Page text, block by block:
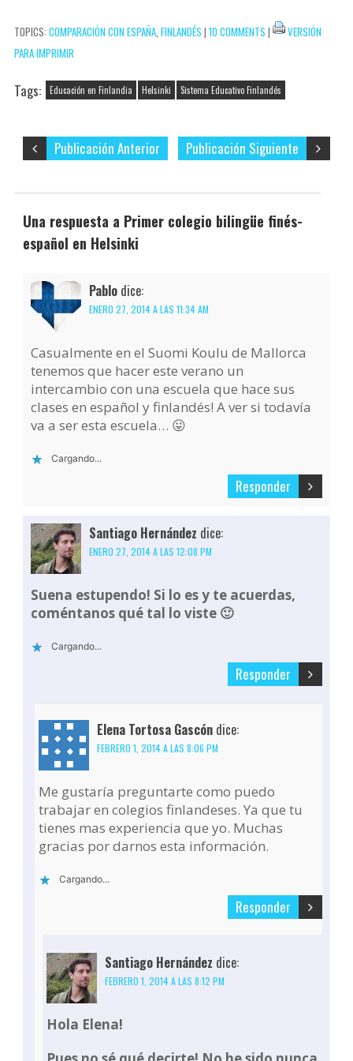
relectrónico…
TOPICS: COMPARACIÓN CON ESPAÑA, FINLANDÉS | 10 COMMENTS |
VERSIÓN
PARA IMPRIMIR
Tags: Educación en Finlandia Helsinki Sistema Educativo Finlandés
Publicación Siguiente
Publicación Anterior
Una respuesta a Primer colegio bilingüe finés-
español en Helsinki
Pablo dice:
ENERO 27, 2014 A LAS 11:34 AM
Casualmente en el Suomi Koulu de Mallorca
tenemos que hacer este verano un
intercambio con una escuela que hace sus
clases en español y finlandés! A ver si todavía
va a ser esta escuela… 😛
Cargando...
Responder
Santiago Hernández dice:
ENERO 27, 2014 A LAS 12:08 PM
Suena estupendo! Si lo es y te acuerdas,
coméntanos qué tal lo viste 🙂
Cargando...
Responder
Elena Tortosa Gascón dice:
FEBRERO 1, 2014 A LAS 8:06 PM
Me gustaría preguntarte como puedo
trabajar en colegios finlandeses. Ya que tu
tienes mas experiencia que yo. Muchas
gracias por darnos esta información.
Cargando...
Responder
Santiago Hernández dice:
FEBRERO 1, 2014 A LAS 8:12 PM
Hola Elena!